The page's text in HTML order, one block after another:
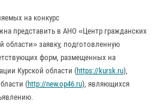
на конкурс
представить в АНО «Центр гражданских
области» заявку, подготовленную
форм, размещенных на
Курской области (https://kursk.ru),
(http://new.op46.ru), являющихся